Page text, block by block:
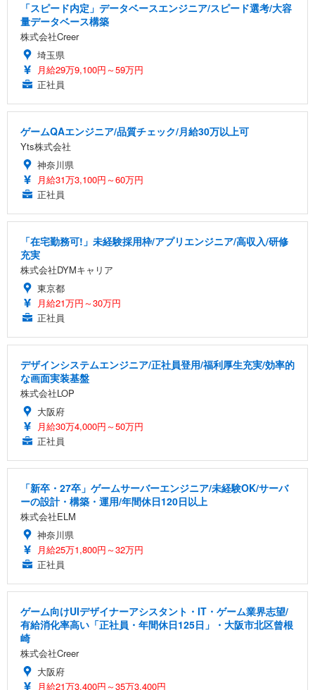
「スピード内定」データベースエンジニア/スピード選考/大容
量データベース構築
株式会社Creer
埼玉県
月給29万9,100円～59万円
正社員
ゲームQAエンジニア/品質チェック/月給30万以上可
Yts株式会社
神奈川県
月給31万3,100円～60万円
正社員
「在宅勤務可!」未経験採用枠/アプリエンジニア/高収入/研修
充実
株式会社DYMキャリア
東京都
月給21万円～30万円
正社員
デザインシステムエンジニア/正社員登用/福利厚生充実/効率的
な画面実装基盤
株式会社LOP
大阪府
月給30万4,000円～50万円
正社員
「新卒・27卒」ゲームサーバーエンジニア/未経験OK/サーバ
ーの設計・構築・運用/年間休日120日以上
株式会社ELM
神奈川県
月給25万1,800円～32万円
正社員
ゲーム向けUIデザイナーアシスタント・IT・ゲーム業界志望/
有給消化率高い「正社員・年間休日125日」・大阪市北区曾根
崎
株式会社Creer
大阪府
月給21万3,400円～35万3,400円